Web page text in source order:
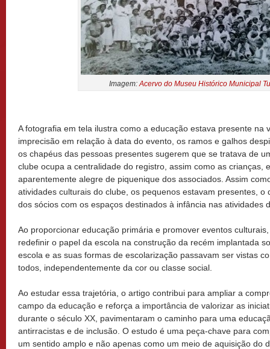
Imagem: Acervo do Museu Histórico Municipal
A fotografia em tela ilustra como a educação estava presente na
imprecisão em relação à data do evento, os ramos e galhos
os chapéus das pessoas presentes sugerem que se tratava de
clube ocupa a centralidade do registro, assim como as crianças,
aparentemente alegre de piquenique dos associados. Assim
atividades culturais do clube, os pequenos estavam presentes,
dos sócios com os espaços destinados à infância nas atividades
Ao proporcionar educação primária e promover eventos
redefinir o papel da escola na construção da recém implantada
escola e as suas formas de escolarização passavam ser vistas
todos, independentemente da cor ou classe social.
Ao estudar essa trajetória, o artigo contribui para ampliar a
campo da educação e reforça a importância de valorizar as
durante o século XX, pavimentaram o caminho para uma
antirracistas e de inclusão. O estudo é uma peça-chave para
um sentido amplo e não apenas como um meio de aquisição do